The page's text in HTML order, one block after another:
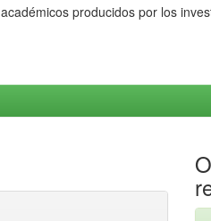
producidos por los